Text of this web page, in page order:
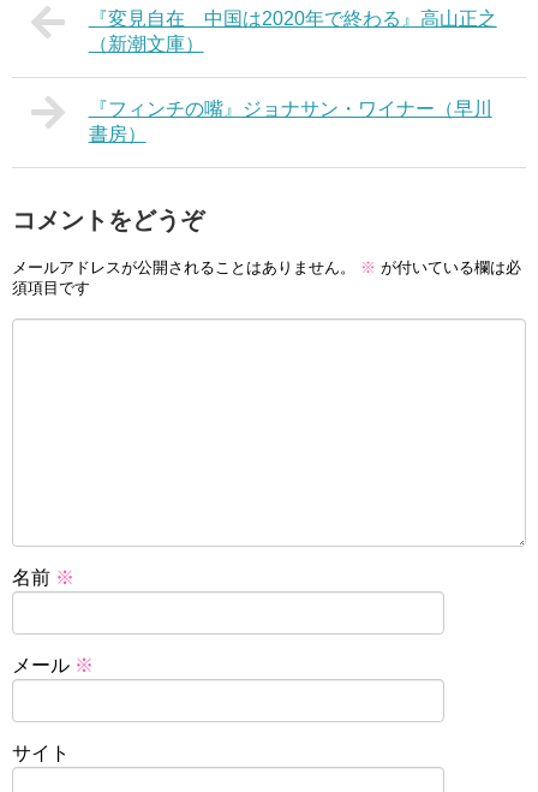
『変見自在 中国は2020年で終わる』高山正之
（新潮文庫）
『フィンチの嘴』ジョナサン・ワイナー（早川
書房）
コメントをどうぞ
メールアドレスが公開されることはありません。 ※ が付いている欄は必
須項目です
名前 ※
メール ※
サイト